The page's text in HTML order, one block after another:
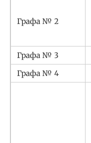
Графа № 2
Графа № 3
Графа № 4